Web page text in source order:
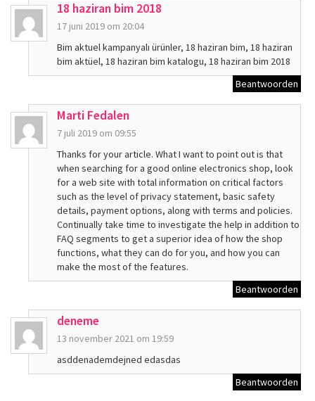
18 haziran bim 2018
17 juni 2019 om 20:04
Bim aktuel kampanyalı ürünler, 18 haziran bim, 18 haziran
bim aktüel, 18 haziran bim katalogu, 18 haziran bim 2018
Beantwoorden
Marti Fedalen
7 juli 2019 om 09:55
Thanks for your article. What I want to point out is that
when searching for a good online electronics shop, look
for a web site with total information on critical factors
such as the level of privacy statement, basic safety
details, payment options, along with terms and policies.
Continually take time to investigate the help in addition to
FAQ segments to get a superior idea of how the shop
functions, what they can do for you, and how you can
make the most of the features.
Beantwoorden
deneme
13 november 2021 om 19:59
asddenademdejned edasdas
Beantwoorden